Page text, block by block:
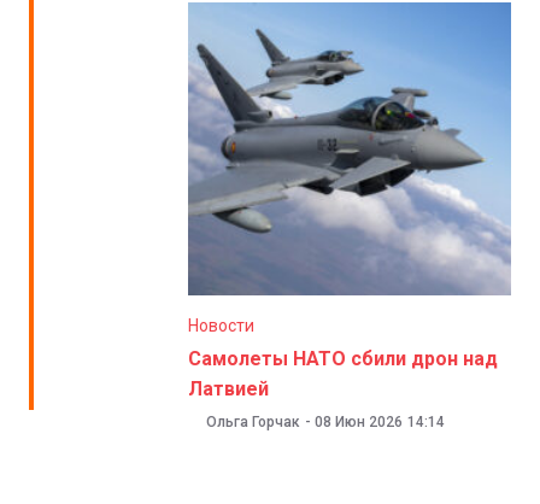
Новости
Самолеты НАТО сбили дрон над
Латвией
Ольга Горчак - 08 Июн 2026 14:14